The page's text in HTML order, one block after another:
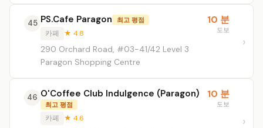
45 PS.Cafe Paragon 최고 평점
카페 ★ 4.8
290 Orchard Road, #03-41/42 Level 3
Paragon Shopping Centre
10 분
도보
46 O'Coffee Club Indulgence (Paragon)
최고 평점
카페 ★ 4.6
10 분
도보